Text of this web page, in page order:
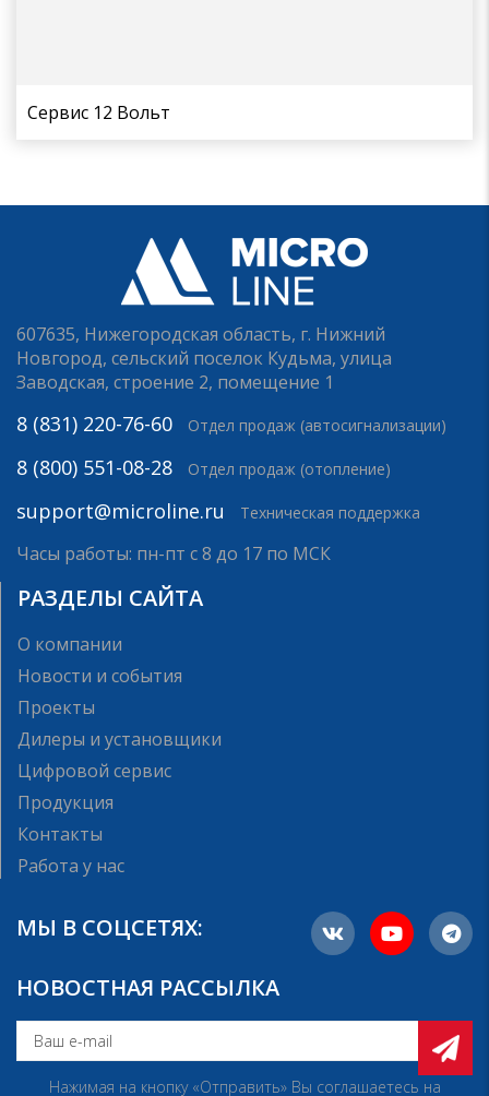
Сервис 12 Вольт
607635, Нижегородская область, г. Нижний
Новгород, сельский поселок Кудьма, улица
Заводская, строение 2, помещение 1
8 (831) 220-76-60 Отдел продаж (автосигнализации)
8 (800) 551-08-28 Отдел продаж (отопление)
support@microline.ru Техническая поддержка
Часы работы: пн-пт с 8 до 17 по МСК
РАЗДЕЛЫ САЙТА
О компании
Новости и события
Проекты
Дилеры и установщики
Цифровой сервис
Продукция
Контакты
Работа у нас
МЫ В СОЦСЕТЯХ:
НОВОСТНАЯ РАССЫЛКА
Нажимая на кнопку «Отправить» Вы соглашаетесь на